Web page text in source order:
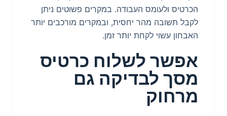
הכרטיס ולעומס העבודה. במקרים פשוטים ניתן
לקבל תשובה מהר יחסית, ובמקרים מורכבים יותר
האבחון עשוי לקחת יותר זמן.
אפשר לשלוח כרטיס
מסך לבדיקה גם
מרחוק